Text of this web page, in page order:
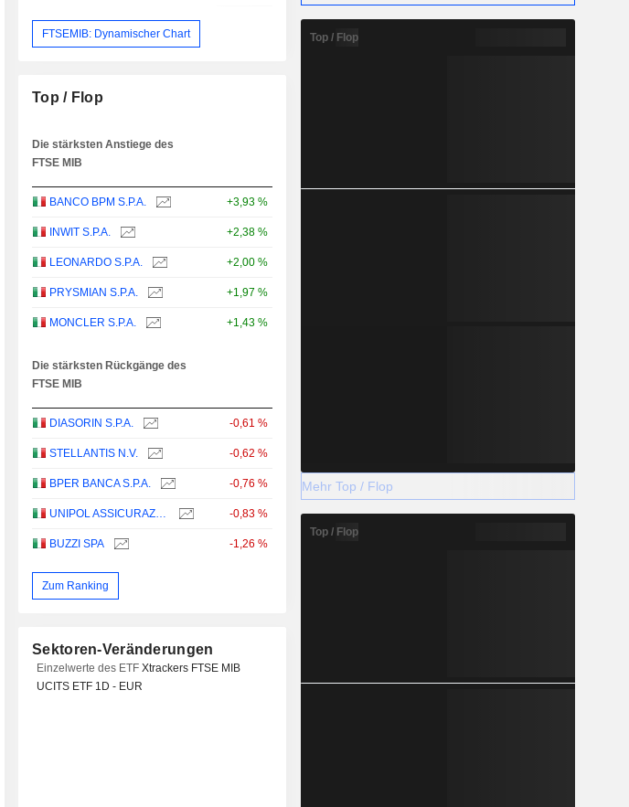
FTSEMIB: Dynamischer Chart
Top / Flop
Die stärksten Anstiege des
FTSE MIB
BANCO BPM S.P.A. +3,93 %
INWIT S.P.A. +2,38 %
LEONARDO S.P.A. +2,00 %
PRYSMIAN S.P.A. +1,97 %
MONCLER S.P.A. +1,43 %
Die stärksten Rückgänge des
FTSE MIB
DIASORIN S.P.A. -0,61 %
STELLANTIS N.V. -0,62 %
BPER BANCA S.P.A. -0,76 %
UNIPOL ASSICURAZIONI S.P.A. -0,83 %
BUZZI SPA -1,26 %
Zum Ranking
Sektoren-Veränderungen
Einzelwerte des ETFXtrackers FTSE MIB
UCITS ETF 1D - EUR
Top / Flop
Mehr Top / Flop
Top / Flop